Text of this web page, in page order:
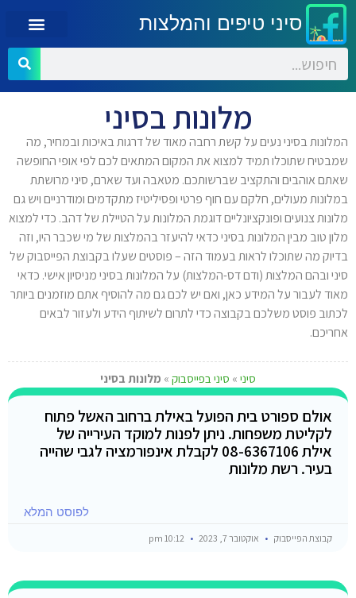
סיני טיפים והמלצות
מלונות בסיני
המלונות בסיני נעים על קשת רחבה מאוד של דרגות באיכות ובמחיר, מה
שמבטיח שתוכלו תמיד למצוא את המקום המתאים לכם לפי אופי החופשה
שאתם אוהבים והתקציב שברשותכם. מטאבה ועד שארם, סיני מרושתת
במלונות מעולים, חלקם עם חוף פרטי ופסיליטיז מתקדמים ומודרניים ויש גם
מלונות צנועים ופונקציונליים דוגמת המלונות על הטיילת של דהב. כדי למצוא
מלון טוב מבין המלונות בסיני כדאי להיעזר בהמלצות של מי שכבר היו, וזה
בדיוק מה שתוכלו לראות בעמוד הזה – פוסטים שעלו בקבוצת הפייסבוק של
סיני ובהם המלצות (ודם דס-המלצות) על המלונות בסיני מניסיון אישי. כדאי
מאוד לעבור על המידע כאן, ואם יש לכם גם מה להוסיף אתם מוזמנים ביותר
לכתוב פוסט משלכם בקבוצה כדי לתרום לשיתוף הידע ולעזור לבאים
אחריכם.
סיני » סיני בפייסבוק » מלונות בסיני
אולם ספורט בית הפועל באילת ברחוב האשל פתוח
לקליטת משפחות. ניתן לפנות למוקד העירייה של
אילת 08-6367106 לקבלת אינפורמציה לגבי שהייה
בעיר. רשת מלונות
לפוסט המלא
קבוצת הפייסבוק אוקטובר 7, 2023